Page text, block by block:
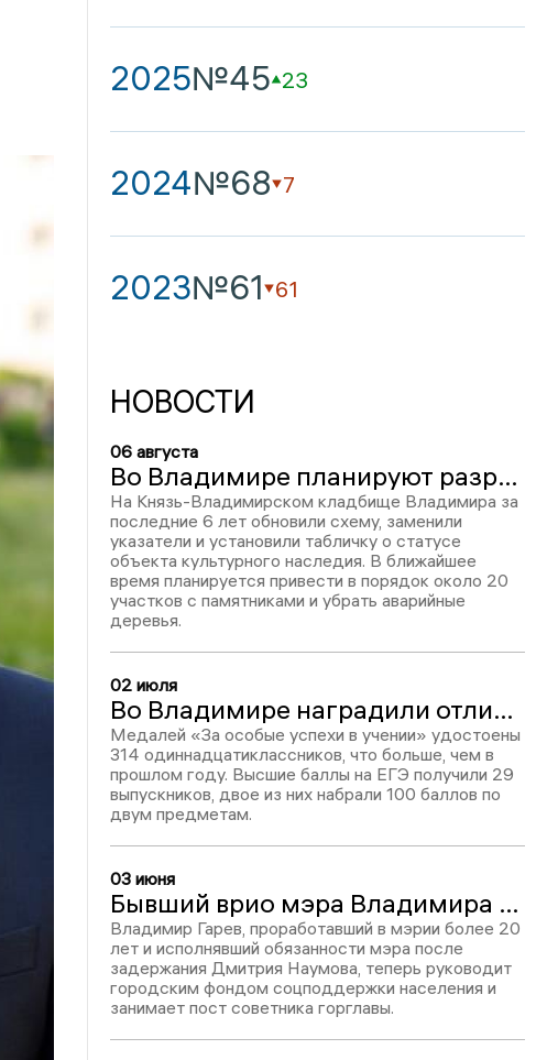
2025№45 23
2024№68 7
2023№61 61
НОВОСТИ
06 августа
Во Владимире планируют разработать проект реконструкции Князь-Владимирского кладбища
На Князь-Владимирском кладбище Владимира за
последние 6 лет обновили схему, заменили
указатели и установили табличку о статусе
объекта культурного наследия. В ближайшее
время планируется привести в порядок около 20
участков с памятниками и убрать аварийные
деревья.
02 июля
Во Владимире наградили отличившихся выпускников
Медалей «За особые успехи в учении» удостоены
314 одиннадцатиклассников, что больше, чем в
прошлом году. Высшие баллы на ЕГЭ получили 29
выпускников, двое из них набрали 100 баллов по
двум предметам.
03 июня
Бывший врио мэра Владимира Гарев возглавил горфонд соцподдержки населения
Владимир Гарев, проработавший в мэрии более 20
лет и исполнявший обязанности мэра после
задержания Дмитрия Наумова, теперь руководит
городским фондом соцподдержки населения и
занимает пост советника горглавы.